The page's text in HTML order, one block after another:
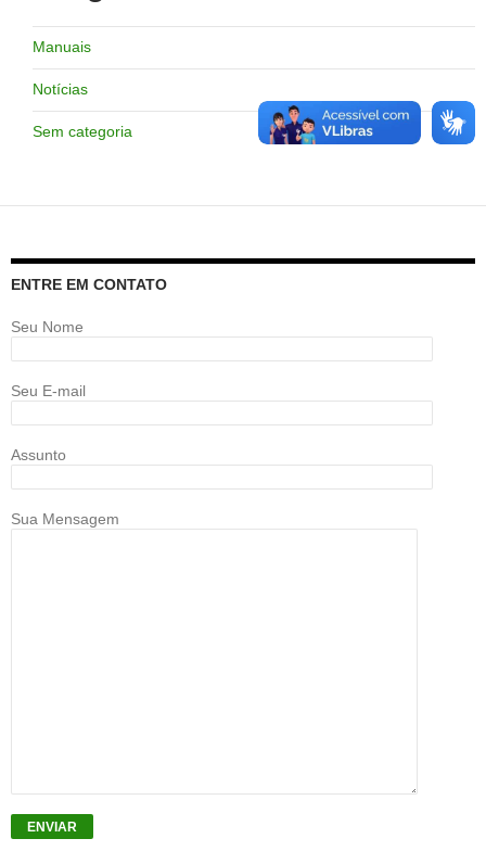
Manuais
Notícias
Sem categoria
ENTRE EM CONTATO
Seu Nome
Seu E-mail
Assunto
Sua Mensagem